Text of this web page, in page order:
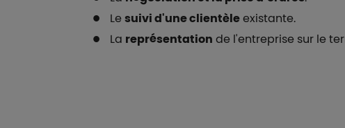
Lesuivi d'une clientèleexistante.
La représentation de l'entreprise sur le